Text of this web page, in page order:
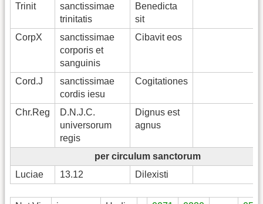
Trinit
sanctissimae
trinitatis
Benedicta
sit
CorpX
sanctissimae
corporis et
sanguinis
Cibavit eos
Cord.J
sanctissimae
cordis iesu
Cogitationes
Chr.Reg
D.N.J.C.
universorum
regis
Dignus est
agnus
per circulum sanctorum
Luciae
13.12 Dilexisti